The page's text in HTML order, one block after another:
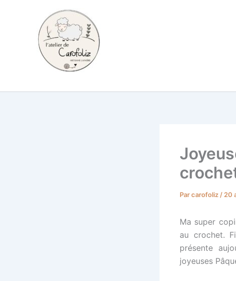
Parcarofoliz / 20
Ma super
au crochet.
présente
joyeuses